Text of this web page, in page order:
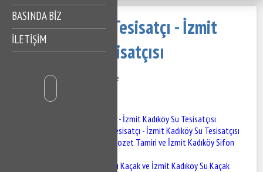
BASINDA BİZ
İLETİŞİM
İzmit Kadıköy Tesisatçı - İzmit
Kadıköy Su Tesisatçısı
25 Kasım 2020 629 Görüntüleme
İçindekiler
İzmit Kadıköy Tesisatçı - İzmit Kadıköy Su Tesisatçısı
İzmit Kadıköy Tesisatçı - İzmit Kadıköy Su Tesisatçısı
İzmit Kadıköy Klozet Tamiri ve İzmit Kadıköy Sifon
İzmit Kadıköy Su Kaçak ve İzmit Kadıköy Su Kaçak